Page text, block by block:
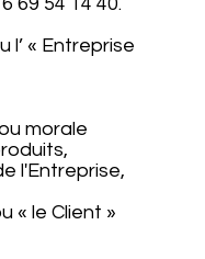
l’ « Entreprise
morale
l'Entreprise,
« le Client »